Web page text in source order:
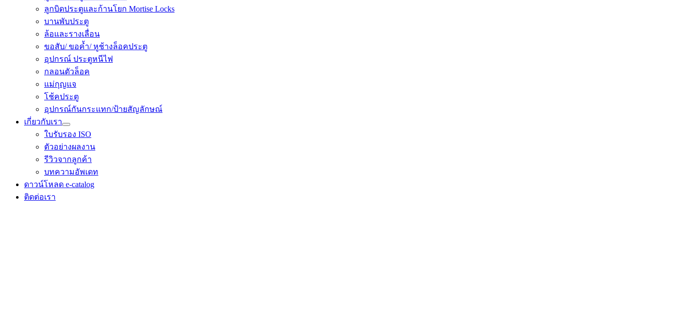
ลูกบิดประตูและก้านโยก Mortise Locks
บานพับประตู
ล้อและรางเลื่อน
ขอสับ/ ขอค้ำ/ หูช้างล็อคประตู
อุปกรณ์ ประตูหนีไฟ
กลอนตัวล็อค
แม่กุญแจ
โช้คประตู
อุปกรณ์​กันกระแทก/ป้ายสัญลักษณ์
เกี่ยวกับเรา
ใบรับรอง ISO
ตัวอย่างผลงาน
รีวิวจากลูกค้า
บทความอัพเดท
ดาวน์โหลด e-catalog
ติดต่อเรา